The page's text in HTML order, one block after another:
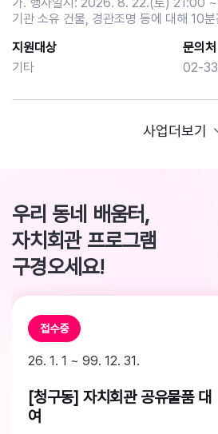
내 집을 구하기 전, 꼭 알아야 할 정보! 실
계약을 위해 함께 준비해 보세요~!
기관 소유 건물, 경관조명 등에 대해 10
에 참여할 대표 건물·조명 등을 선정하여 참여 가능 2)
일 휴무인 경우에는 전일(8.21(금))에 전
조
지원대상
기타
문의처
02-
사업더보기
우리 동네 배움터,
자치회관 프로그램
구경오세요!
접수중
26. 1. 1 ~ 99. 12. 31.
[청구동] 자치회관 공유물품 대
여